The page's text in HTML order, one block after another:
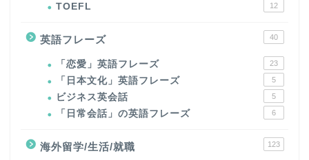
TOEFL 12
英語フレーズ 40
「恋愛」英語フレーズ 23
「日本文化」英語フレーズ 5
ビジネス英会話 5
「日常会話」の英語フレーズ 6
海外留学/生活/就職 123